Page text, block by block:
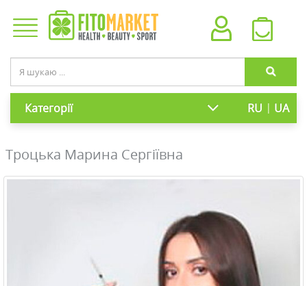
Категорії RU | UA
Троцька Марина Сергіївна